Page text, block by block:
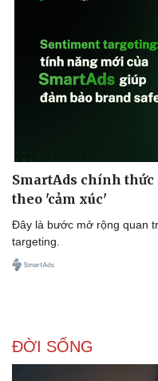
Dinh dưỡng - món ngon
Sản phụ khoa
Phòng mạch online
Ăn sạch sống khỏe
SmartAds chính
theo 'cảm xúc'
Đây là bước mở rộng quan
targeting.
ĐỜI SỐNG